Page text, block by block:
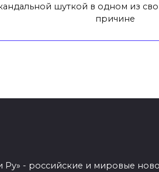
шуткой в одном из
причине
Ру» - российские и мировые